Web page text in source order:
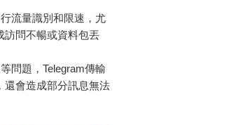
流量識別和限速，尤
訪問不暢或資料包丟
問題，Telegram傳輸
還會造成部分訊息無法